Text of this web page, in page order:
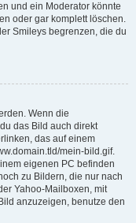
und ein Moderator könnte
oder gar komplett löschen.
Smileys begrenzen, die du
Wenn die
das Bild auch direkt
das auf einem
mein-bild.gif.
eigenen PC befinden
zu Bildern, die nur nach
Yahoo-Mailboxen, mit
anzuzeigen, benutze den